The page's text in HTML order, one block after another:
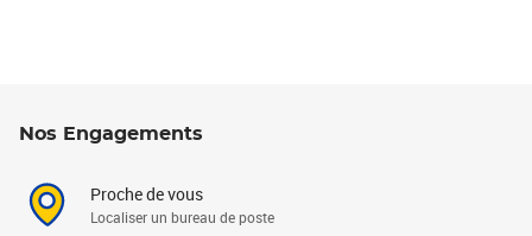
Nos Engagements
Proche de vous
Localiser un bureau de poste